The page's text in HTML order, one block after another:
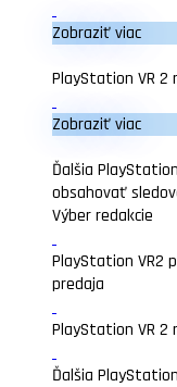
Zobraziť viac
PlayStation VR 2
Zobraziť viac
Ďalšia
obsahovať
Výber redakcie
PlayStation VR2
predaja
PlayStation VR 2
Ďalšia